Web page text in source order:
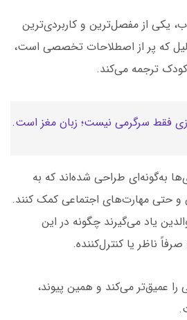
یکی از مفصل‌ترین و کاربردی‌ترین
که پر از اصطلاحات تخصصی است،
کودک ترجمه می‌کند.
فقط سرگرمی نیست؛ زبان مغز است.
به‌گونه‌ای طراحی شده‌اند که به
و حتی مهارت‌های اجتماعی کمک کنند.
یاد می‌گیرند چگونه در این
ناظر یا کنترل‌کننده.
را عمیق‌تر می‌کند و همین پیوند،